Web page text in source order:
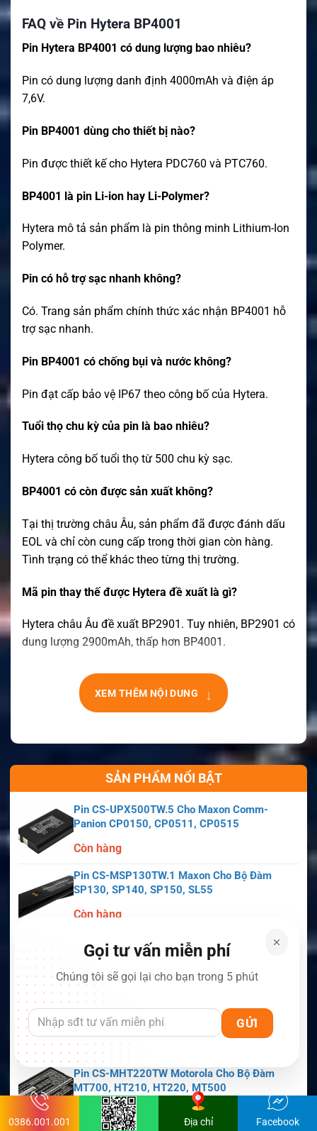
FAQ về Pin Hytera BP4001
Pin Hytera BP4001 có dung lượng bao nhiêu?
Pin có dung lượng danh định 4000mAh và điện áp
7,6V.
Pin BP4001 dùng cho thiết bị nào?
Pin được thiết kế cho Hytera PDC760 và PTC760.
BP4001 là pin Li-ion hay Li-Polymer?
Hytera mô tả sản phẩm là pin thông minh Lithium-Ion
Polymer.
Pin có hỗ trợ sạc nhanh không?
Có. Trang sản phẩm chính thức xác nhận BP4001 hỗ
trợ sạc nhanh.
Pin BP4001 có chống bụi và nước không?
Pin đạt cấp bảo vệ IP67 theo công bố của Hytera.
Tuổi thọ chu kỳ của pin là bao nhiêu?
Hytera công bố tuổi thọ từ 500 chu kỳ sạc.
BP4001 có còn được sản xuất không?
Tại thị trường châu Âu, sản phẩm đã được đánh dấu
EOL và chỉ còn cung cấp trong thời gian còn hàng.
Tình trạng có thể khác theo từng thị trường.
Mã pin thay thế được Hytera đề xuất là gì?
Hytera châu Âu đề xuất BP2901. Tuy nhiên, BP2901 có
dung lượng 2900mAh, thấp hơn BP4001.
XEM THÊM NỘI DUNG ↓
SẢN PHẨM NỔI BẬT
Pin CS-UPX500TW.5 Cho Maxon Comm-
Panion CP0150, CP0511, CP0515
Còn hàng
Pin CS-MSP130TW.1 Maxon Cho Bộ Đàm
SP130, SP140, SP150, SL55
Còn hàng
Pin CS-MPX700TW Motorola Cho Bộ Đàm
APX6000, APX7000, APX8000, SRX2200
Còn hàng
Pin CS-MKT594TW Motorola Cho Bộ Đàm
Astro Saber, MX1000, MX2000, MX3000
Còn hàng
Pin CS-MHT220TW Motorola Cho Bộ Đàm
MT700, HT210, HT220, MT500
Còn hàng
Gọi tư vấn miễn phí
Chúng tôi sẽ gọi lại cho bạn trong 5 phút
0386.001.001 Địa chỉ Facebook